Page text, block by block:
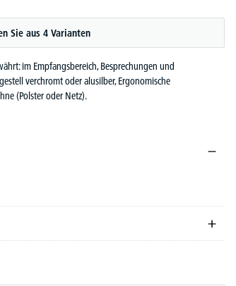
Sie aus 4 Varianten
im Empfangsbereich, Besprechungen und
verchromt oder alusilber, Ergonomische
(Polster oder Netz).